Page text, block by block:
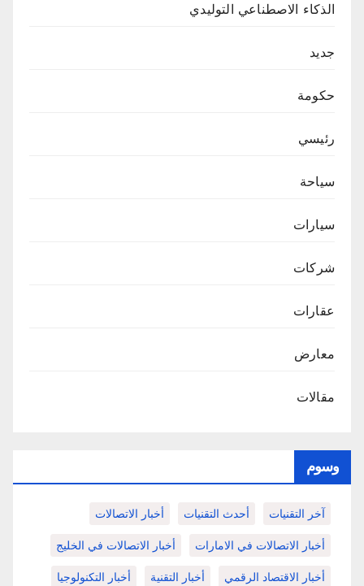
الذكاء الاصطناعي التوليدي
جديد
حكومة
رئيسي
سياحة
سيارات
شركات
عقارات
معارض
مقالات
وسوم
آخر التقنيات أحدث التقنيات أخبار الاتصالات
أخبار الاتصالات في الامارات أخبار الاتصالات في الخليج
أخبار الاقتصاد الرقمي أخبار التقنية أخبار التكنولوجيا